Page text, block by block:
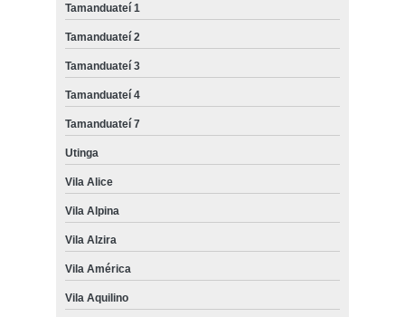
Tamanduateí 1
Tamanduateí 2
Tamanduateí 3
Tamanduateí 4
Tamanduateí 7
Utinga
Vila Alice
Vila Alpina
Vila Alzira
Vila América
Vila Aquilino